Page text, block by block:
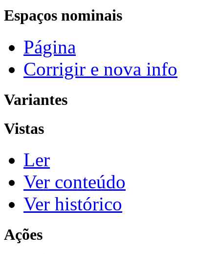
Espaços nominais
Página
Corrigir e nova info
Variantes
Vistas
Ler
Ver conteúdo
Ver histórico
Ações